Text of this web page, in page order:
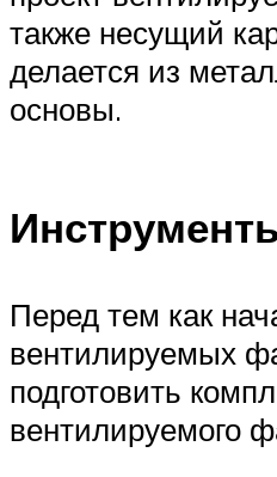
также несущий
делается из
основы.
Перед тем как
вентилируемых
подготовить
вентилируемого